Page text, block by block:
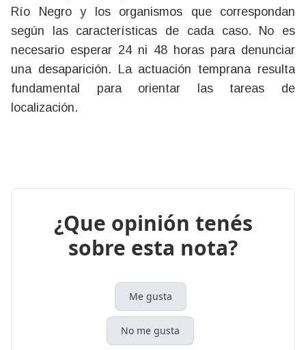
Río Negro y los organismos que correspondan
según las características de cada caso. No es
necesario esperar 24 ni 48 horas para denunciar
una desaparición. La actuación temprana resulta
fundamental para orientar las tareas de
localización.
¿Que opinión tenés
sobre esta nota?
Me gusta
No me gusta